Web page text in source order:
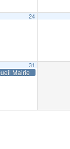
24
31
Mairie